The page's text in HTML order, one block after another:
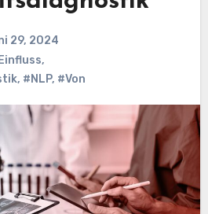
29, 2024
,
, #NLP, #Von